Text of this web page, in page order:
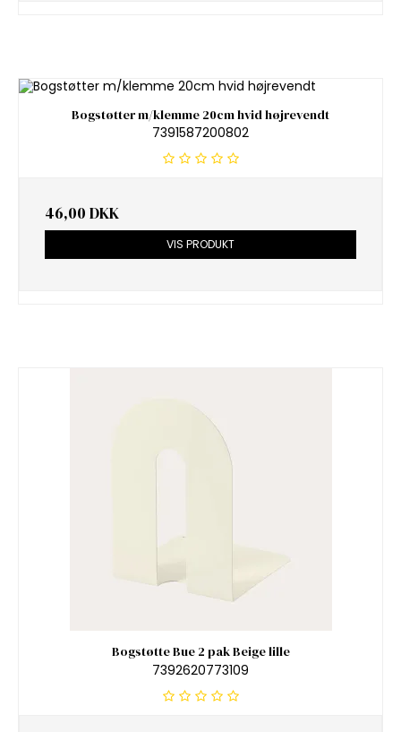
Bogstøtter m/klemme 20cm hvid højrevendt
7391587200802
46,00 DKK
VIS PRODUKT
Bogstøtte Bue 2 pak Beige lille
7392620773109